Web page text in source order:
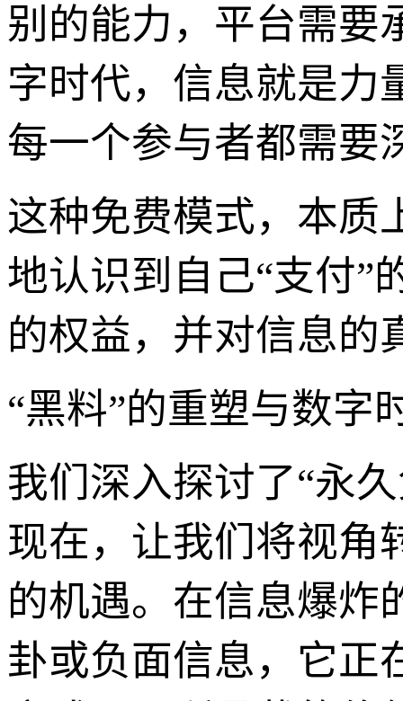
别的能力，平台需要
字时代，信息就是力
每一个参与者都需要
这种免费模式，本质
地认识到自己“支付”
的权益，并对信息的
“黑料”的重塑与数字
我们深入探讨了“永
现在，让我们将视角
的机遇。在信息爆炸
卦或负面信息，它正